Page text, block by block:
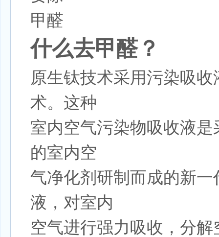
什么去甲醛？
原生钛技术采用污染吸
术。这种
室内空气污染物吸收液
的室内空
气净化剂研制而成的新
液，对室内
空气进行强力吸收，分